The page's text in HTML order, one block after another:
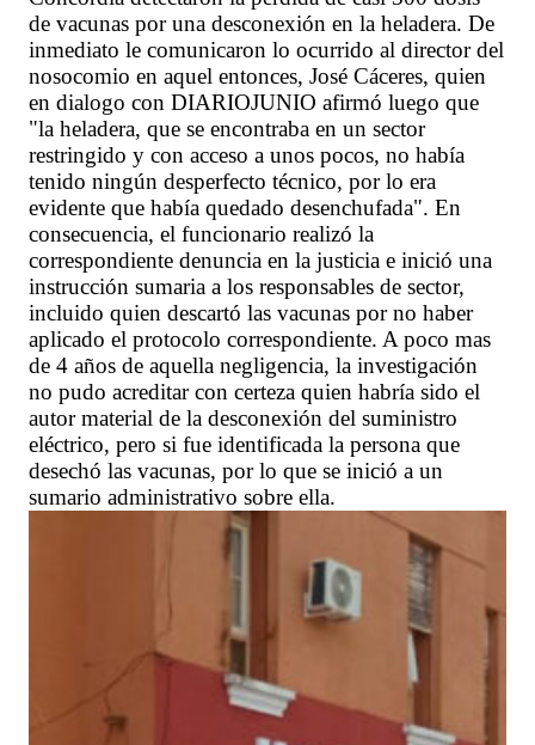
de vacunas por una desconexión en la heladera. De
inmediato le comunicaron lo ocurrido al director del
nosocomio en aquel entonces, José Cáceres, quien
en dialogo con DIARIOJUNIO afirmó luego que
"la heladera, que se encontraba en un sector
restringido y con acceso a unos pocos, no había
tenido ningún desperfecto técnico, por lo era
evidente que había quedado desenchufada". En
consecuencia, el funcionario realizó la
correspondiente denuncia en la justicia e inició una
instrucción sumaria a los responsables de sector,
incluido quien descartó las vacunas por no haber
aplicado el protocolo correspondiente. A poco mas
de 4 años de aquella negligencia, la investigación
no pudo acreditar con certeza quien habría sido el
autor material de la desconexión del suministro
eléctrico, pero si fue identificada la persona que
desechó las vacunas, por lo que se inició a un
sumario administrativo sobre ella.